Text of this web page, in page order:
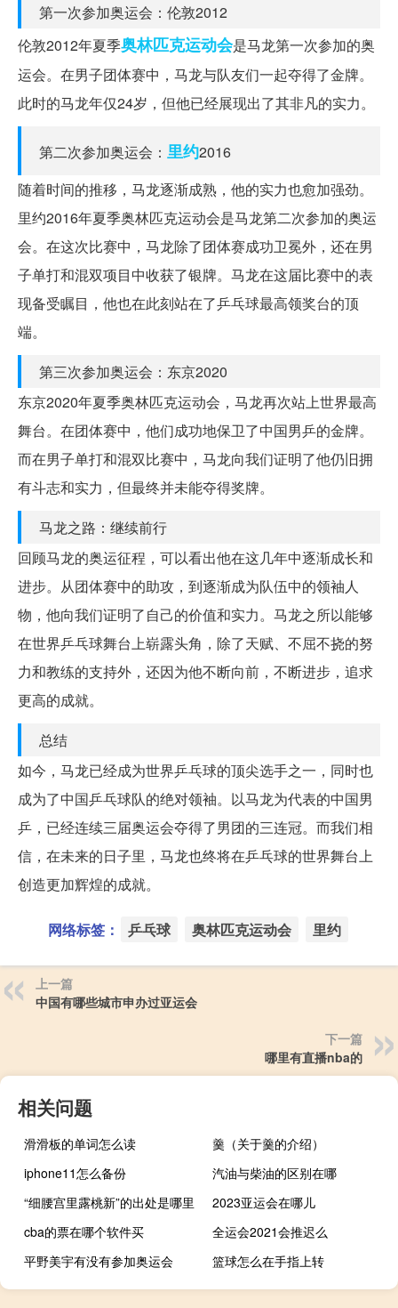
第一次参加奥运会：伦敦2012
伦敦2012年夏季奥林匹克运动会是马龙第一次参加的奥
运会。在男子团体赛中，马龙与队友们一起夺得了金牌。
此时的马龙年仅24岁，但他已经展现出了其非凡的实力。
第二次参加奥运会： 里约2016
随着时间的推移，马龙逐渐成熟，他的实力也愈加强劲。
里约2016年夏季奥林匹克运动会是马龙第二次参加的奥运
会。在这次比赛中，马龙除了团体赛成功卫冕外，还在男
子单打和混双项目中收获了银牌。马龙在这届比赛中的表
现备受瞩目，他也在此刻站在了乒乓球最高领奖台的顶
端。
第三次参加奥运会：东京2020
东京2020年夏季奥林匹克运动会，马龙再次站上世界最高
舞台。在团体赛中，他们成功地保卫了中国男乒的金牌。
而在男子单打和混双比赛中，马龙向我们证明了他仍旧拥
有斗志和实力，但最终并未能夺得奖牌。
马龙之路：继续前行
回顾马龙的奥运征程，可以看出他在这几年中逐渐成长和
进步。从团体赛中的助攻，到逐渐成为队伍中的领袖人
物，他向我们证明了自己的价值和实力。马龙之所以能够
在世界乒乓球舞台上崭露头角，除了天赋、不屈不挠的努
力和教练的支持外，还因为他不断向前，不断进步，追求
更高的成就。
总结
如今，马龙已经成为世界乒乓球的顶尖选手之一，同时也
成为了中国乒乓球队的绝对领袖。以马龙为代表的中国男
乒，已经连续三届奥运会夺得了男团的三连冠。而我们相
信，在未来的日子里，马龙也终将在乒乓球的世界舞台上
创造更加辉煌的成就。
网络标签： 乒乓球 奥林匹克运动会 里约
上一篇
中国有哪些城市申办过亚运会
下一篇
哪里有直播nba的
相关问题
滑滑板的单词怎么读
羹（关于羹的介绍）
iphone11怎么备份
汽油与柴油的区别在哪
“细腰宫里露桃新”的出处是哪里
2023亚运会在哪儿
cba的票在哪个软件买
全运会2021会推迟么
平野美宇有没有参加奥运会
篮球怎么在手指上转